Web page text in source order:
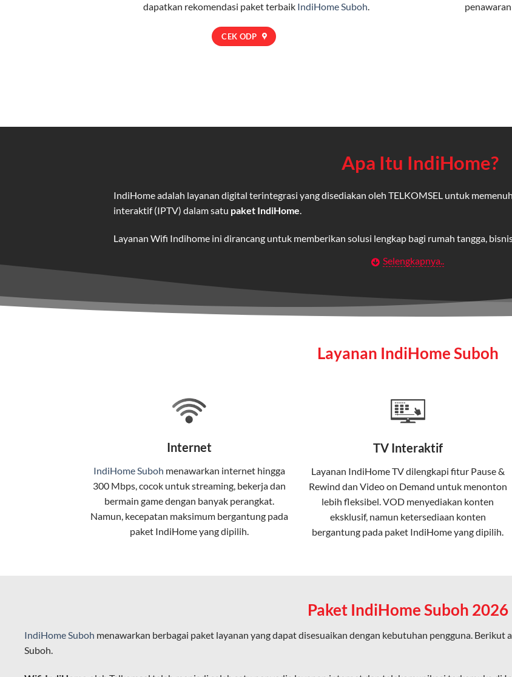
dapatkan rekomendasi paket terbaik IndiHome Suboh.
CEK ODP
Apa Itu IndiHome?
IndiHome adalah layanan digital terintegrasi yang disediakan oleh TELKOMSEL untuk
interaktif (IPTV) dalam satu paket IndiHome
Layanan Wifi Indihome ini dirancang untuk memberikan solusi lengkap bagi rumah tangga,
Wifi IndiHome adalah layananinternetberbasis fiber optic yang disediakan oleh Telkom
Teknologi di Balik WiFi IndiHome
pelanggan. Teknologi ini memiliki beberapa keunggulan:
Kecepatan Tinggi
Serat optik mampu mentransmisikan data dalam kecepatan tinggi hingga 1 Gbps, lebih cepat
Koneksi Stabil
Selengkapnya..
Layanan IndiHome Suboh
Internet
IndiHome Suboh menawarkan internet hingga
300 Mbps, cocok untuk streaming, bekerja dan
bermain game dengan banyak perangkat.
Namun, kecepatan maksimum bergantung pada
paket IndiHome yang dipilih.
TV Interaktif
Layanan IndiHome TVdilengkapi fitur Pause &
Rewind dan Video on Demand untuk menonton
lebih fleksibel. VOD menyediakan konten
eksklusif, namun ketersediaan konten
bergantung pada paket IndiHome yang dipilih.
Paket IndiHome Suboh 2026
IndiHome Suboh menawarkan berbagai paket layanan yang dapat disesuaikan dengan kebutuhan pengguna. Berikut
Suboh.